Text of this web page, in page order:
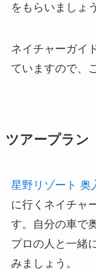
をもらいましょう
ネイチャーガイ
ていますので、
ツアープラン
星野リゾート 奥
に行くネイチャ
す。自分の車で
プロの人と一緒
みましょう。